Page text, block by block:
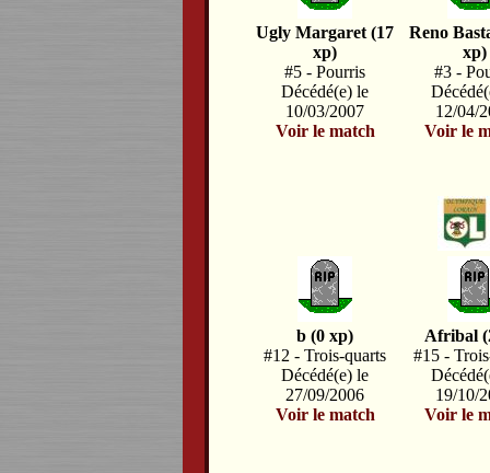
Ugly Margaret (17
xp)
#5 - Pourris
Décédé(e) le
10/03/2007
Voir le match
Reno
xp)
#3 -
12/04/
Voir le
b (0 xp)
#12 - Trois-quarts
Décédé(e) le
27/09/2006
Voir le match
Afribal
#15 -
19/10/
Voir le